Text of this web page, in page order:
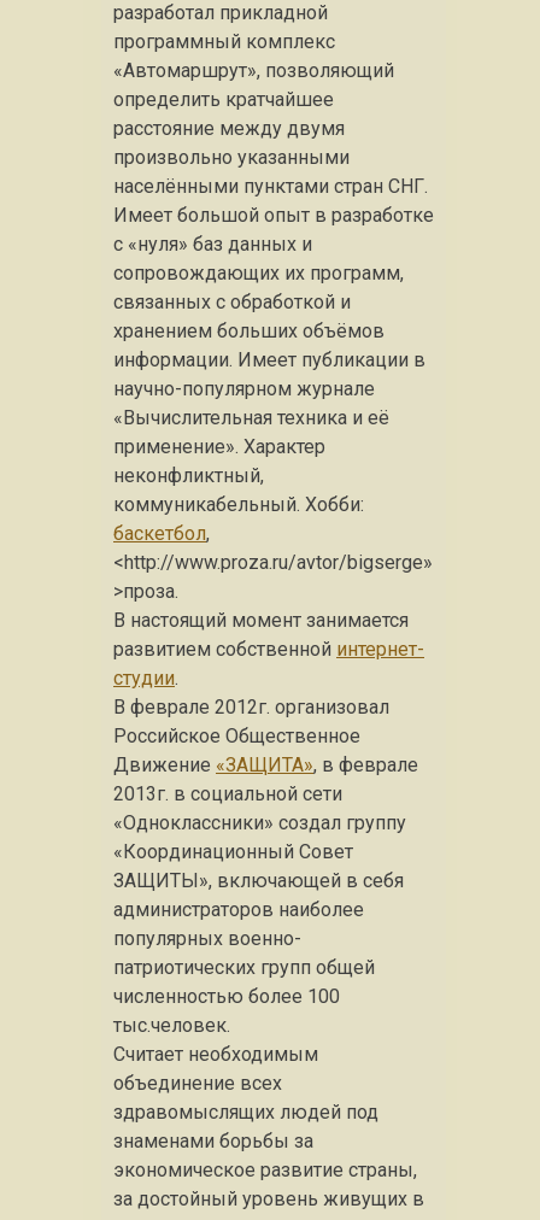
разработал прикладной
программный комплекс
«Автомаршрут», позволяющий
определить кратчайшее
расстояние между двумя
произвольно указанными
населёнными пунктами стран СНГ.
Имеет большой опыт в разработке
с «нуля» баз данных и
сопровождающих их программ,
связанных с обработкой и
хранением больших объёмов
информации. Имеет публикации в
научно-популярном журнале
«Вычислительная техника и её
применение». Характер
неконфликтный,
коммуникабельный. Хобби:
баскетбол,
<http://www.proza.ru/avtor/bigserge»
>проза.
В настоящий момент занимается
развитием собственной интернет-
студии.
В феврале 2012г. организовал
Российское Общественное
Движение «ЗАЩИТА», в феврале
2013г. в социальной сети
«Одноклассники» создал группу
«Координационный Совет
ЗАЩИТЫ», включающей в себя
администраторов наиболее
популярных военно-
патриотических групп общей
численностью более 100
тыс.человек.
Считает необходимым
объединение всех
здравомыслящих людей под
знаменами борьбы за
экономическое развитие страны,
за достойный уровень живущих в